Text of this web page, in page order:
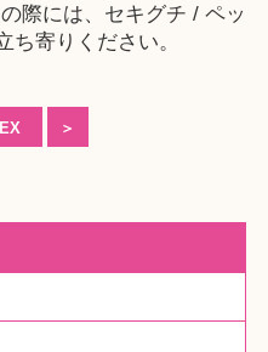
際には、セキグチ / ペッ
ち寄りください。
＞